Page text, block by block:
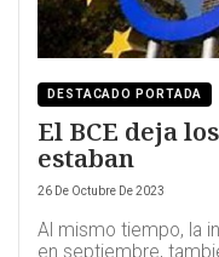
DESTACADO PORTADA
El BCE deja
estaban
26 De Octubre De 2023
Al mismo tiempo, la
en septiembre,